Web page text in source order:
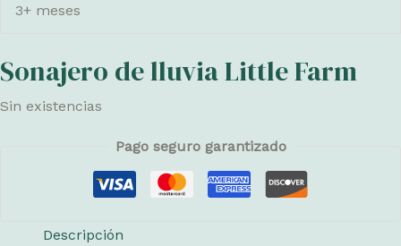
3+ meses
Sonajero de lluvia Little Farm
Sin existencias
Pago seguro garantizado
Descripción